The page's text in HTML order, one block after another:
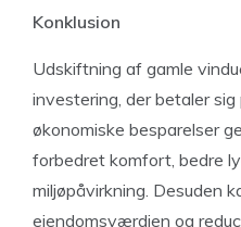
Konklusion
Udskiftning af gamle
investering, der betaler
økonomiske besparelser
forbedret komfort, bedre
miljøpåvirkning. Desuden
ejendomsværdien og